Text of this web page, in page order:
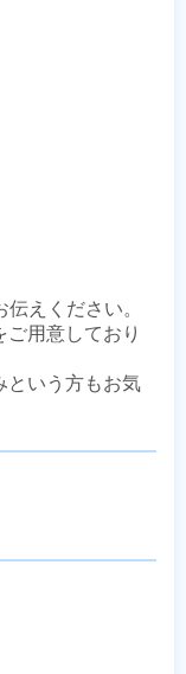
えください。
用意しており
という方もお気